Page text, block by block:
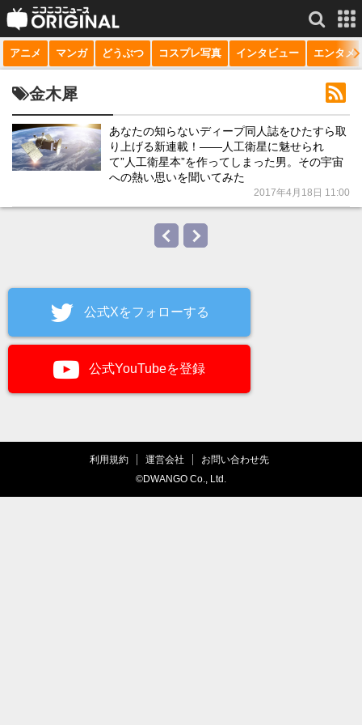
サービス一覧 もっと見る
niconico
動画
生放送
アニメ マンガ どうぶつ コスプレ写真 インタビュー エンタメ
金木犀
あなたの知らないディープ同人誌をひたすら取
り上げる新連載！——人工衛星に魅せられ
て”人工衛星本”を作ってしまった男。その宇宙
への熱い思いを聞いてみた
2017年4月18日 11:00
公式Xをフォローする
公式YouTubeを登録
利用規約 運営会社
お問い合わせ先
©DWANGO Co., Ltd.